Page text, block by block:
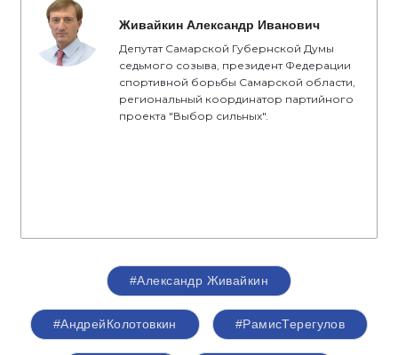
Живайкин Александр Иванович
Депутат Самарской Губернской Думы
седьмого созыва, президент Федерации
спортивной борьбы Самарской области,
региональный координатор партийного
проекта "Выбор сильных".
#Александр Живайкин
#АндрейКолотовкин #РамисТерегулов